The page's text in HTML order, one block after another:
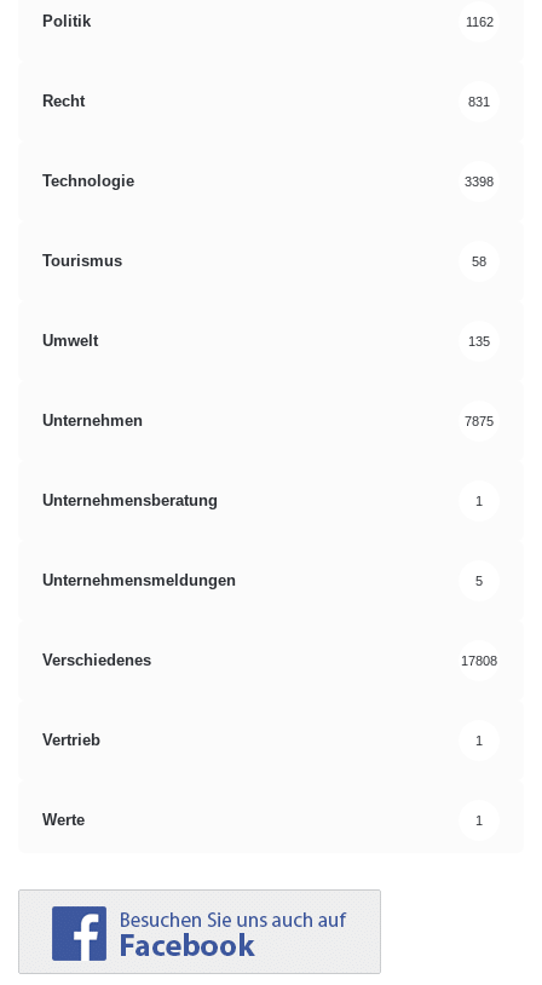
Politik 1162
Recht 831
Technologie 3398
Tourismus 58
Umwelt 135
Unternehmen 7875
Unternehmensberatung 1
Unternehmensmeldungen 5
Verschiedenes 17808
Vertrieb 1
Werte 1